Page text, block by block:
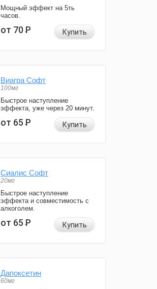
Мощный эффект на 5ть
часов.
от 70Р Купить
Виагра Софт
100мг
Быстрое наступление
эффекта, уже через 20 минут.
от 65Р Купить
Сиалис Софт
20мг
Быстрое наступление
эффекта и совместимость с
алкоголем.
от 65Р Купить
Дапоксетин
60мг